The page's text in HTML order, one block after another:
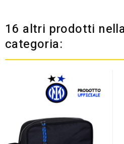
16 altri prodotti
categoria: